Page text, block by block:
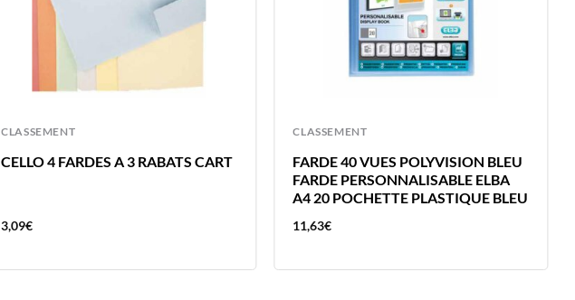
CLASSEMENT
CELLO 4 FARDES A 3 RABATS CART
3,09€
CLASSEMENT
FARDE 40 VUES POLYVISION BLEU
FARDE PERSONNALISABLE ELBA
A4 20 POCHETTE PLASTIQUE BLEU
11,63€